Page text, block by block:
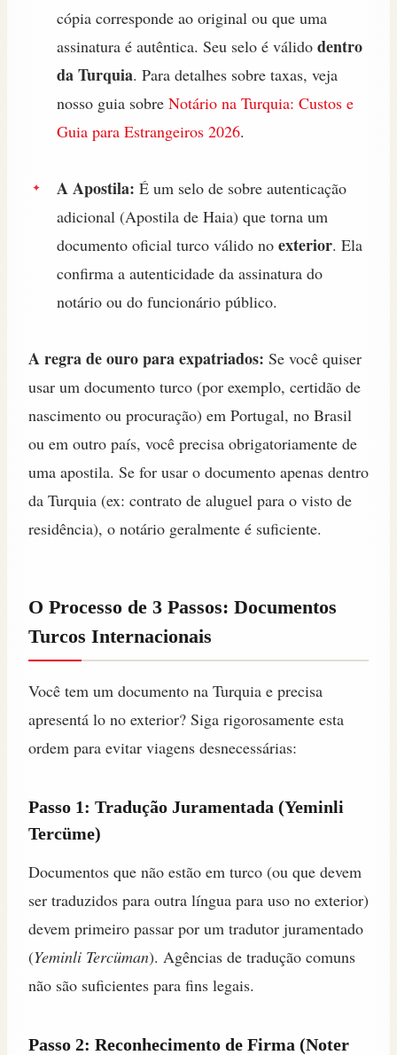
cópia corresponde ao original ou que uma
assinatura é autêntica. Seu selo é válido dentro
da Turquia. Para detalhes sobre taxas, veja
nosso guia sobre Notário na Turquia: Custos e
Guia para Estrangeiros 2026.
A Apostila: É um selo de sobre autenticação
adicional (Apostila de Haia) que torna um
documento oficial turco válido no exterior. Ela
confirma a autenticidade da assinatura do
notário ou do funcionário público.
A regra de ouro para expatriados: Se você quiser
usar um documento turco (por exemplo, certidão de
nascimento ou procuração) em Portugal, no Brasil
ou em outro país, você precisa obrigatoriamente de
uma apostila. Se for usar o documento apenas dentro
da Turquia (ex: contrato de aluguel para o visto de
residência), o notário geralmente é suficiente.
O Processo de 3 Passos: Documentos
Turcos Internacionais
Você tem um documento na Turquia e precisa
apresentá lo no exterior? Siga rigorosamente esta
ordem para evitar viagens desnecessárias:
Passo 1: Tradução Juramentada (Yeminli
Tercüme)
Documentos que não estão em turco (ou que devem
ser traduzidos para outra língua para uso no exterior)
devem primeiro passar por um tradutor juramentado
(Yeminli Tercüman). Agências de tradução comuns
não são suficientes para fins legais.
Passo 2: Reconhecimento de Firma (Noter